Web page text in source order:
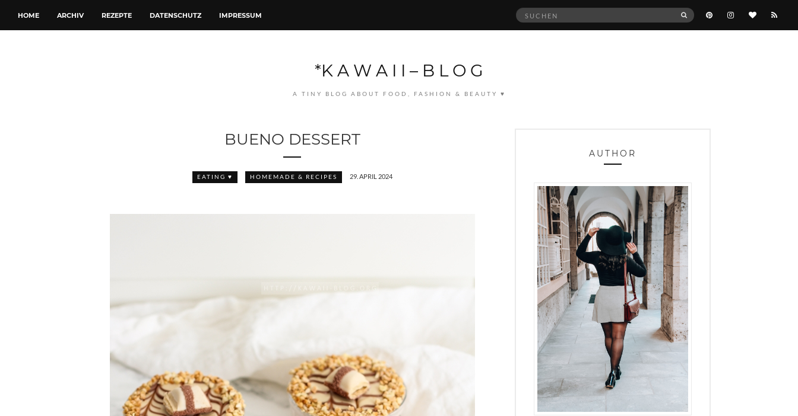
HOME ARCHIV REZEPTE DATENSCHUTZ IMPRESSUM
Suche
SUCHEN
*K A W A I I – B L O G
A TINY BLOG ABOUT FOOD, FASHION & BEAUTY ♥
BUENO DESSERT
EATING ♥ HOMEMADE & RECIPES 29. APRIL 2024
AUTHOR